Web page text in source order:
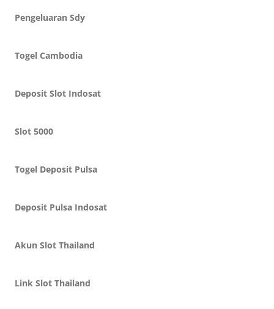
Pengeluaran Sdy
Togel Cambodia
Deposit Slot Indosat
Slot 5000
Togel Deposit Pulsa
Deposit Pulsa Indosat
Akun Slot Thailand
Link Slot Thailand